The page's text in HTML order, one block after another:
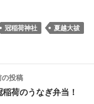
冠稲荷神社 夏越大祓
の投稿
稲荷のうなぎ弁当！